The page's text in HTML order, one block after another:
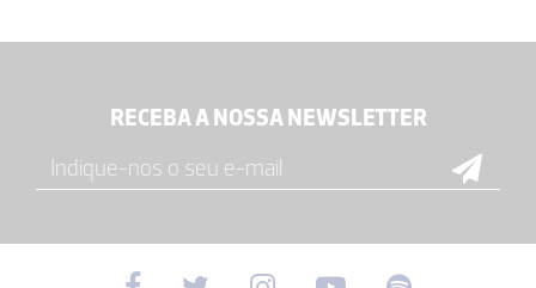
RECEBA A NOSSA NEWSLETTER